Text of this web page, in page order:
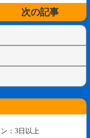
次の記事
：3日以上